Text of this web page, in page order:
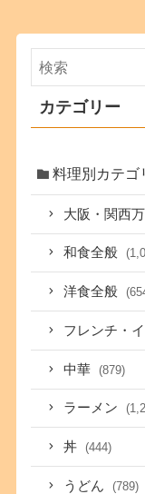
カテゴリー
料理別カテゴ
大阪・関西
和食全般
洋食全般
フレンチ・
中華 (879)
ラーメン
丼 (444)
うどん (789)